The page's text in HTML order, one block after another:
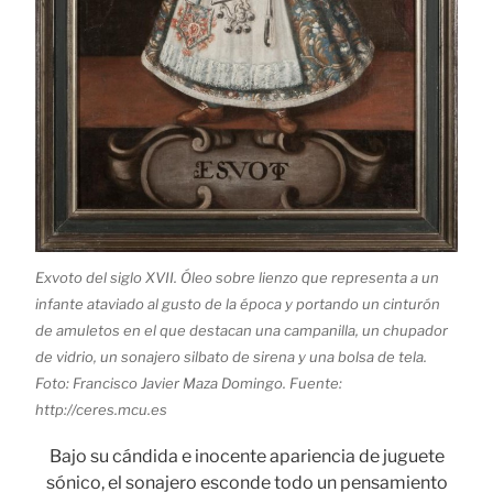
Exvoto del siglo XVII. Óleo sobre lienzo que representa a un
infante ataviado al gusto de la época y portando un cinturón
de amuletos en el que destacan una campanilla, un chupador
de vidrio, un sonajero silbato de sirena y una bolsa de tela.
Foto: Francisco Javier Maza Domingo. Fuente:
http://ceres.mcu.es
Bajo su cándida e inocente apariencia de juguete
sónico, el sonajero esconde todo un pensamiento